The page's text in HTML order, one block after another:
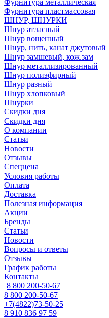
Фурнитура металлическая
Фурнитура пластмассовая
ШНУР, ШНУРКИ
Шнур атласный
Шнур вощенный
Шнур, нить, канат джутовый
Шнур замшевый, кож.зам
Шнур металлизированный
Шнур полиэфирный
Шнур разный
Шнур хлопковый
Шнурки
Скидки дня
Скидки дня
О компании
Статьи
Новости
Отзывы
Спеццена
Условия работы
Оплата
Доставка
Полезная информация
Акции
Бренды
Статьи
Новости
Вопросы и ответы
Отзывы
График работы
Контакты
8 800 200-50-67
8 800 200-50-67
+7(4822)73-50-25
8 910 836 97 59